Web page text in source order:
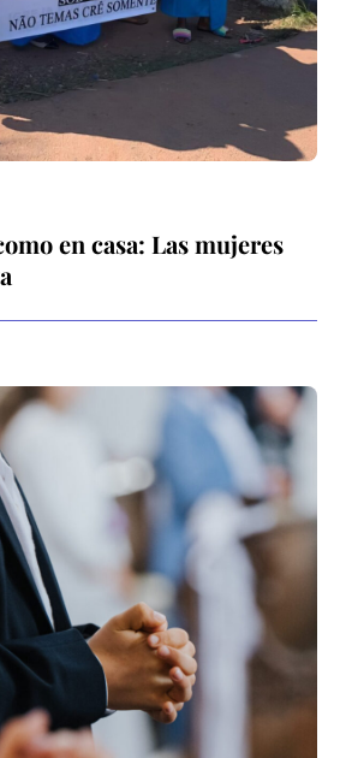
en casa: Las mujeres